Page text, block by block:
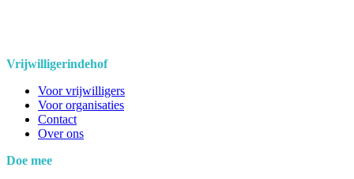
Vrijwilligerindehof
Voor vrijwilligers
Voor organisaties
Contact
Over ons
Doe mee